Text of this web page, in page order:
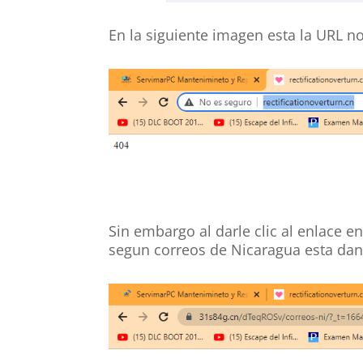
En la siguiente imagen esta la URL
Sin embargo al darle clic al enlace
segun correos de Nicaragua esta